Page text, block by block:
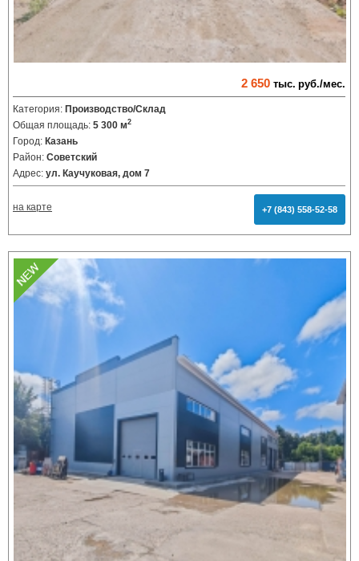
2 650 тыс. руб./мес.
Категория: Производство/Склад
Общая площадь: 5 300 м2
Город: Казань
Район: Советский
Адрес: ул. Каучуковая, дом 7
на карте +7 (843) 558-52-58